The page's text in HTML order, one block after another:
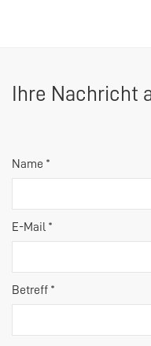
Ihre Nachricht
Name *
E-Mail *
Betreff *